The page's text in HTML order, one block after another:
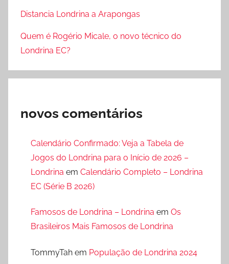
Distancia Londrina a Arapongas
Quem é Rogério Micale, o novo técnico do
Londrina EC?
novos comentários
Calendário Confirmado: Veja a Tabela de
Jogos do Londrina para o Início de 2026 –
Londrina em Calendário Completo – Londrina
EC (Série B 2026)
Famosos de Londrina – Londrina em Os
Brasileiros Mais Famosos de Londrina
TommyTah em População de Londrina 2024